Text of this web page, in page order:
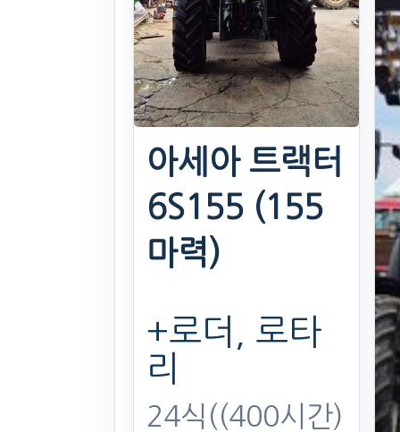
아세아 트랙터
6S155 (155
마력)
+로더, 로타
리
24식((400시간)